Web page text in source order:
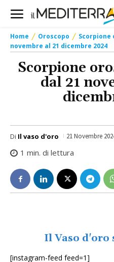
Home Oroscopo
Scorpione
novembre al 21 dicembre 2024
Scorpione
dal 21
Di Il vaso d'oro 21 Novembre
1 min. di lettura
Il Vaso d'oro
[instagram-feed feed=1]